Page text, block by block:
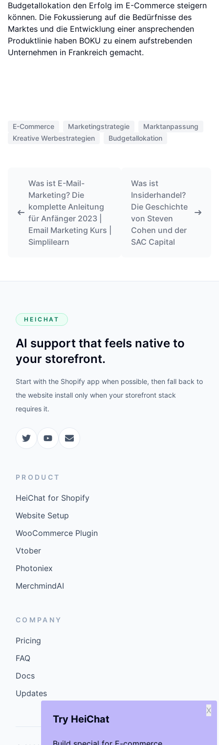
Budgetallokation den Erfolg im E-Commerce steigern
können. Die Fokussierung auf die Bedürfnisse des
Marktes und die Entwicklung einer ansprechenden
Produktlinie haben BOKU zu einem aufstrebenden
Unternehmen in Frankreich gemacht.
Try HeiChat
X
E-Commerce Marketingstrategie
Marktanpassung
Kreative Werbestrategien
Budgetallokation
Was ist E-Mail-
Marketing? Die
komplette Anleitung
für Anfänger 2023 |
Email Marketing Kurs |
Simplilearn
Was ist
Insiderhandel?
Die Geschichte
von Steven
Cohen und der
SAC Capital
HEICHAT
AI support that feels native to
your storefront.
Start with the Shopify app when possible, then fall back to
the website install only when your storefront stack
requires it.
PRODUCT
HeiChat for Shopify
Website Setup
WooCommerce Plugin
Vtober
Photoniex
MerchmindAI
COMPANY
Pricing
FAQ
Docs
Updates